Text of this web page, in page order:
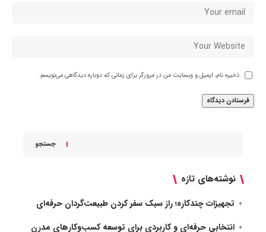
ذخیره نام، ایمیل و وبسایت من در مرورگر برای زمانی که دوباره دیدگاهی می‌نویسم.
جستجو
نوشته‌های تازه
تجهیزات چندکاره؛ راز سبک سفر کردن طبیعت‌گردان حرفه‌ای
انتخابی حرفه‌ای و کاربردی برای توسعه کسب‌وکارهای مدرن